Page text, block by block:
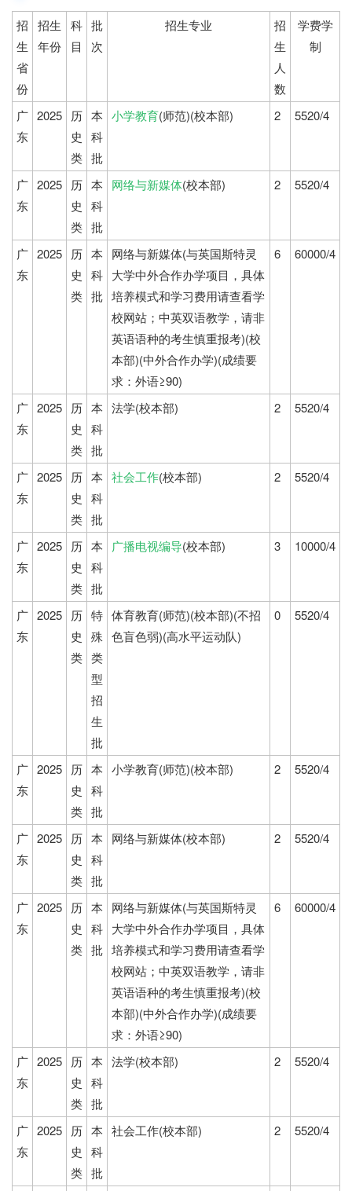
招
生
省
份
招生
年份
科
目
批
次
招生专业
招
生
人
数
学费学
制
广
东
2025 历
史
类
本
科
批
小学教育(师范)(校本部) 2 5520/4
广
东
2025 历
史
类
本
科
批
网络与新媒体(校本部) 2 5520/4
广
东
2025 历
史
类
本
科
批
网络与新媒体(与英国斯特灵
大学中外合作办学项目，具体
培养模式和学习费用请查看学
校网站；中英双语教学，请非
英语语种的考生慎重报考)(校
本部)(中外合作办学)(成绩要
求：外语≥90)
6 60000/4
广
东
2025 历
史
类
本
科
批
法学(校本部) 2 5520/4
广
东
2025 历
史
类
本
科
批
社会工作(校本部) 2 5520/4
广
东
2025 历
史
类
本
科
批
广播电视编导(校本部) 3 10000/4
广
东
2025 历
史
类
特
殊
类
型
招
生
批
体育教育(师范)(校本部)(不招
色盲色弱)(高水平运动队)
0 5520/4
广
东
2025 历
史
类
本
科
批
小学教育(师范)(校本部) 2 5520/4
广
东
2025 历
史
类
本
科
批
网络与新媒体(校本部) 2 5520/4
广
东
2025 历
史
类
本
科
批
网络与新媒体(与英国斯特灵
大学中外合作办学项目，具体
培养模式和学习费用请查看学
校网站；中英双语教学，请非
英语语种的考生慎重报考)(校
本部)(中外合作办学)(成绩要
求：外语≥90)
6 60000/4
广
东
2025 历
史
类
本
科
批
法学(校本部) 2 5520/4
广
东
2025 历
史
类
本
科
批
社会工作(校本部) 2 5520/4